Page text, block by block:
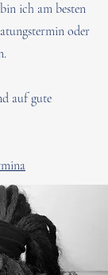
ich am besten
oder
auf gute